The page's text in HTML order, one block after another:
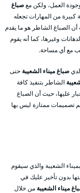
العمل، ولكن معصباغ
كبيرة من المهارات تجعله
أن الصباغ الشاطر هو ما يقدم
وغيرها، كما أنه يقوم
مع أي مساحة.
صباغ ميناء الشعيبة حتى
الشاطر بتنفيذ كافة
عليها، حيث أن الصباغ
تصميمات ممتازة ليس بها
الشعيبة والذي سيقوم
بدون تأخير عليك في
ميناء الشعيبة من خلال